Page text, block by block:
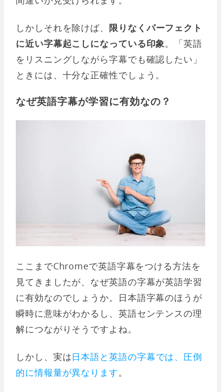
しかしそれを除けば、 限りなくパーフェクト
に近い字幕起こしになっている印象 。「英語
をリスニングしながら字幕でも確認したい」
ときには、十分な正確性でしょう。
なぜ英語字幕が学習に有効なの？
ここまでChromeで英語字幕をつける方法を
見てきましたが、なぜ英語の字幕が英語学習
に有効なのでしょうか。日本語字幕のほうが
瞬時に意味がわかるし、英語センテンスの理
解につながりそうですよね。
しかし、実は日本語と英語の字幕では、圧倒
的に情報量が異なります。